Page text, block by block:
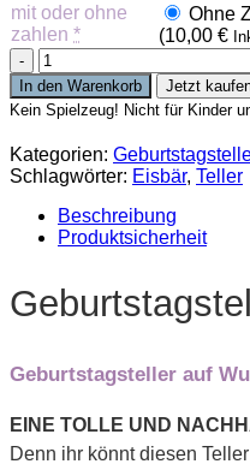
mit oder ohne
zahlen *
Ohne
(10,00 €
Geburtstagsteller
Eisbärfamilie
Menge
In den Warenkorb
Jetzt
Kein Spielzeug! Nicht für Kinder
Kategorien:
Schlagwörter: Eisbär, Teller
Beschreibung
Produktsicherheit
Geburtstagsteller auf
EINE TOLLE UND
Denn ihr könnt diesen